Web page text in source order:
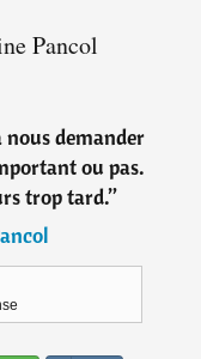
Pancol
nous demander
ou pas.
trop tard.”